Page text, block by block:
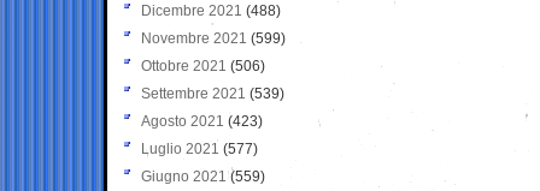
Dicembre 2021 (488)
Novembre 2021 (599)
Ottobre 2021 (506)
Settembre 2021 (539)
Agosto 2021 (423)
Luglio 2021 (577)
Giugno 2021(559)